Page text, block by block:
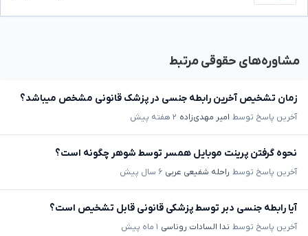
مشاوره‌های حقوقی مرتبط
زمان تشخیص آخرین رابطه جنسی در پزشک قانونی مشخص میباشد؟
آخرین پاسخ توسط امیر مهدی‌زاده ۲ هفته پیش
نحوه گرفتن پرینت موبایل همسر توسط شوهر چگونه است؟
آخرین پاسخ توسط راحله شفیعی عربی ۶ سال پیش
آیا رابطه جنسی دبر توسط پزشکی قانونی قابل تشخیص است؟
آخرین پاسخ توسط ندا السادات روناسی ۱ ماه پیش